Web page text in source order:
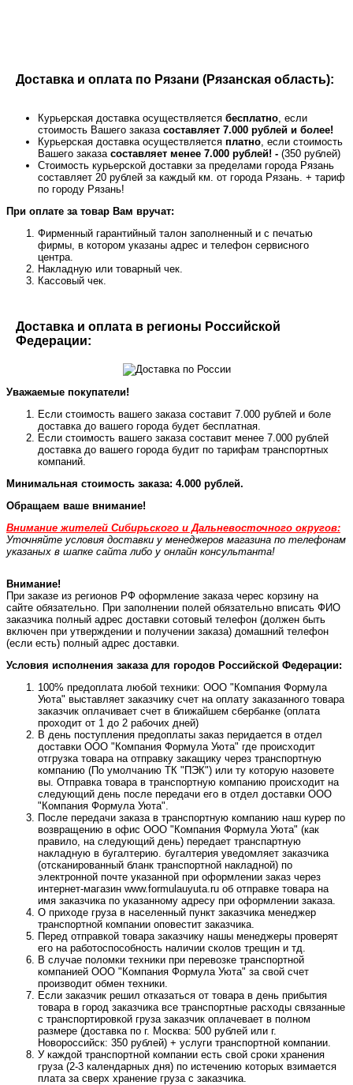
Доставка и оплата по Рязани (Рязанская область):
Курьерская доставка осуществляется бесплатно , если
стоимость Вашего заказа составляет 7.000 рублей и более!
Курьерская доставка осуществляется платно , если стоимость
Вашего заказа составляет менее 7.000 рублей! - (350 рублей)
Стоимость курьерской доставки за пределами города Рязань
составляет 20 рублей за каждый км. от города Рязань. + тариф
по городу Рязань!
При оплате за товар Вам вручат:
Фирменный гарантийный талон заполненный и с печатью
фирмы, в котором указаны адрес и телефон сервисного
центра.
Накладную или товарный чек.
Кассовый чек.
Доставка и оплата в регионы Российской
Федерации:
Уважаемые покупатели!
Если стоимость вашего заказа составит 7.000 рублей и боле
доставка до вашего города будет бесплатная.
Если стоимость вашего заказа составит менее 7.000 рублей
доставка до вашего города будит по тарифам транспортных
компаний.
Минимальная стоимость заказа: 4.000 рублей.
Обращаем ваше внимание!
Внимание жителей Сибирьского и Дальневосточного округов:
Уточняйте условия доставки у менеджеров магазина по телефонам
указаных в шапке сайта либо у онлайн консультанта!
Внимание!
При заказе из регионов РФ оформление заказа черес корзину на
сайте обязательно. При заполнении полей обязательно вписать ФИО
заказчика полный адрес доставки сотовый телефон (должен быть
включен при утверждении и получении заказа) домашний телефон
(если есть) полный адрес доставки.
Условия исполнения заказа для городов Российской Федерации:
100% предоплата любой техники: ООО "Компания Формула
Уюта" выставляет заказчику счет на оплату заказанного товара
заказчик оплачивает счет в ближайшем сбербанке (оплата
проходит от 1 до 2 рабочих дней)
В день поступления предоплаты заказ перидается в отдел
доставки ООО "Компания Формула Уюта" где происходит
отгрузка товара на отправку закащику через транспортную
компанию (По умолчанию ТК "ПЭК") или ту которую назовете
вы. Отправка товара в транспортную компанию происходит на
следующий день после передачи его в отдел доставки ООО
"Компания Формула Уюта".
После передачи заказа в транспортную компанию наш курер по
возвращению в офис ООО "Компания Формула Уюта" (как
правило, на следующий день) передает транспартную
накладную в бугалтерию. бугалтерия уведомляет заказчика
(отсканированный бланк транспортной накладной) по
электронной почте указанной при оформлении заказ через
интернет-магазин www.formulauyuta.ru об отправке товара на
имя заказчика по указанному адресу при оформлении заказа.
О приходе груза в населенный пункт заказчика менеджер
транспортной компании оповестит заказчика.
Перед отправкой товара заказчику нашы менеджеры проверят
его на работоспособность наличии сколов трещин и тд.
В случае поломки техники при перевозке транспортной
компанией ООО "Компания Формула Уюта" за свой счет
производит обмен техники.
Если заказчик решил отказаться от товара в день прибытия
товара в город заказчика все транспортные расходы связанные
с транспортировкой груза заказчик оплачевает в полном
размере (доставка по г. Москва: 500 рублей или г.
Новороссийск: 350 рублей) + услуги транспортной компании.
У каждой транспортной компании есть свой сроки хранения
груза (2-3 календарных дня) по истечению которых взимается
плата за сверх хранение груза с заказчика.